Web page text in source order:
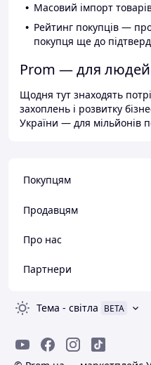
Масовий імпорт
Рейтинг покупців —
покупця ще до
Prom — для людей
Щодня тут знаходять
захоплень і розвитку
України — для мільйонів
Покупцям
Продавцям
Про нас
Партнери
Тема - світла BETA